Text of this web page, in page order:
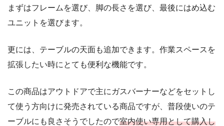
まずはフレームを選び、脚の長さを選び、最後にはめ込む
ユニットを選びます。
更には、テーブルの天面も追加できます。作業スペースを
拡張したい時にとても便利な機能です。
この商品はアウトドアで主にガスバーナーなどをセットし
て使う方向けに発売されている商品ですが、普段使いのテ
ーブルにも良さそうでしたので室内使い専用として購入し